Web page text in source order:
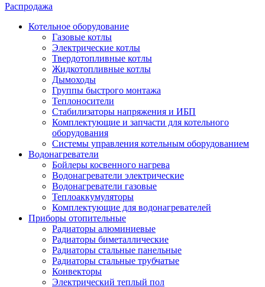
Распродажа
Котельное оборудование
Газовые котлы
Электрические котлы
Твердотопливные котлы
Жидкотопливные котлы
Дымоходы
Группы быстрого монтажа
Теплоносители
Стабилизаторы напряжения и ИБП
Комплектующие и запчасти для котельного
оборудования
Системы управления котельным оборудованием
Водонагреватели
Бойлеры косвенного нагрева
Водонагреватели электрические
Водонагреватели газовые
Теплоаккумуляторы
Комплектующие для водонагревателей
Приборы отопительные
Радиаторы алюминиевые
Радиаторы биметаллические
Радиаторы стальные панельные
Радиаторы стальные трубчатые
Конвекторы
Электрический теплый пол